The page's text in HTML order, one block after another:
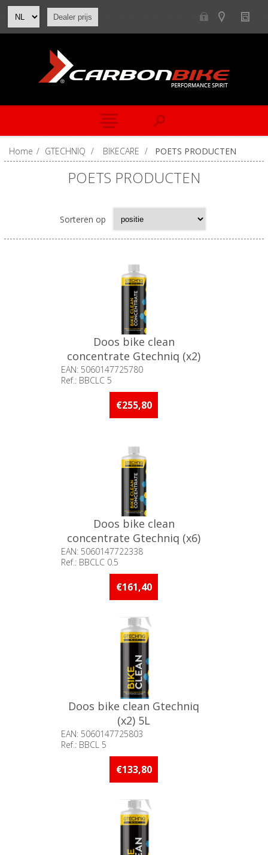
Dealer prijs
Home / GTECHNIQ / BIKECARE / POETS PRODUCTEN
POETS PRODUCTEN
Sorteren op
Doos bike clean
concentrate Gtechniq (x2)
5L
EAN: 5060147725780
Ref.: BBCLC 5
Beschikbaarheid:: Niet voorradig
€255,80
Doos bike clean
concentrate Gtechniq (x6)
500ml
EAN: 5060147722338
Ref.: BBCLC 0.5
Beschikbaarheid:: Minder dan 5
stuks op voorraad
€161,40
Doos bike clean Gtechniq
(x2) 5L
EAN: 5060147725803
Ref.: BBCL 5
Beschikbaarheid:: Niet voorradig
€133,80